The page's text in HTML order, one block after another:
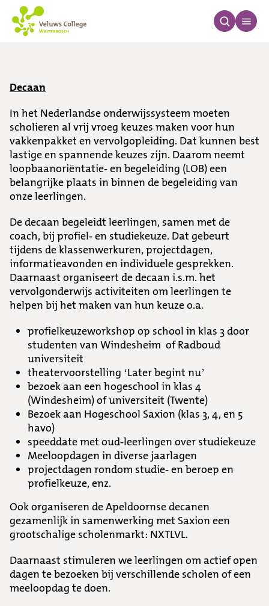
Decaan
Decaan
In het Nederlandse onderwijssysteem moeten
scholieren al vrij vroeg keuzes maken voor hun
vakkenpakket en vervolgopleiding. Dat kunnen best
lastige en spannende keuzes zijn. Daarom neemt
loopbaanoriëntatie- en begeleiding (LOB) een
belangrijke plaats in binnen de begeleiding van
onze leerlingen.
De decaan begeleidt leerlingen, samen met de
coach, bij profiel- en studiekeuze. Dat gebeurt
tijdens de klassenwerkuren, projectdagen,
informatieavonden en individuele gesprekken.
Daarnaast organiseert de decaan i.s.m. het
vervolgonderwijs activiteiten om leerlingen te
helpen bij het maken van hun keuze o.a.
profielkeuzeworkshop op school in klas 3 door
studenten van Windesheim of Radboud
universiteit
theatervoorstelling ‘Later begint nu’
bezoek aan een hogeschool in klas 4
(Windesheim) of universiteit (Twente)
Bezoek aan Hogeschool Saxion (klas 3, 4, en 5
havo)
speeddate met oud-leerlingen over studiekeuze
Meeloopdagen in diverse jaarlagen
projectdagen rondom studie- en beroep en
profielkeuze, enz.
Ook organiseren de Apeldoornse decanen
gezamenlijk in samenwerking met Saxion een
grootschalige scholenmarkt: NXTLVL.
Daarnaast stimuleren we leerlingen om actief open
dagen te bezoeken bij verschillende scholen of een
meeloopdag te doen.